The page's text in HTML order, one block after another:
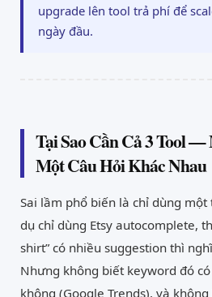
upgrade lên tool trả phí để
ngày đầu.
Tại Sao Cần Cả 3 Tool
Một Câu Hỏi Khác Nhau
Sai lầm phổ biến là chỉ dùng
dụ chỉ dùng Etsy autocomplete,
shirt” có nhiều suggestion thì
Nhưng không biết keyword đó
không (Google Trends), và